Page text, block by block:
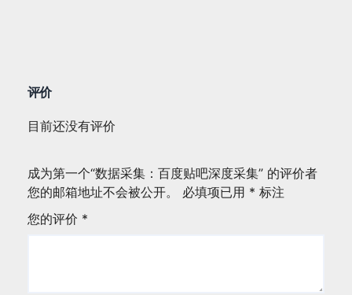
评价
目前还没有评价
成为第一个“数据采集：百度贴吧深度采集” 的评价者
您的邮箱地址不会被公开。
必填项已用 * 标注
您的评价 *